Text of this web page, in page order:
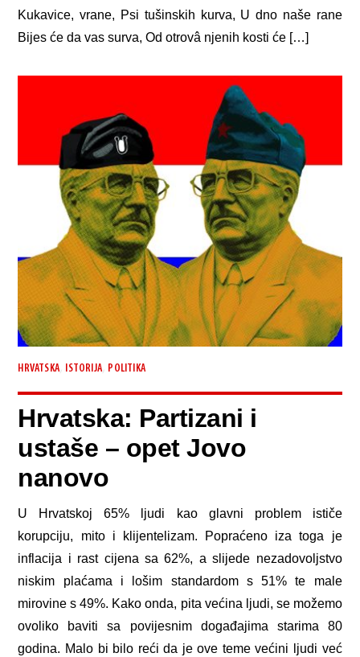
Kukavice, vrane, Psi tušinskih kurva, U dno naše rane
Bijes će da vas surva, Od otrovâ njenih kosti će […]
HRVATSKA ISTORIJA POLITIKA
Hrvatska: Partizani i
ustaše – opet Jovo
nanovo
U Hrvatskoj 65% ljudi kao glavni problem ističe
korupciju, mito i klijentelizam. Popraćeno iza toga je
inflacija i rast cijena sa 62%, a slijede nezadovoljstvo
niskim plaćama i lošim standardom s 51% te male
mirovine s 49%. Kako onda, pita većina ljudi, se možemo
ovoliko baviti sa povijesnim događajima starima 80
godina. Malo bi bilo reći da je ove teme većini ljudi već